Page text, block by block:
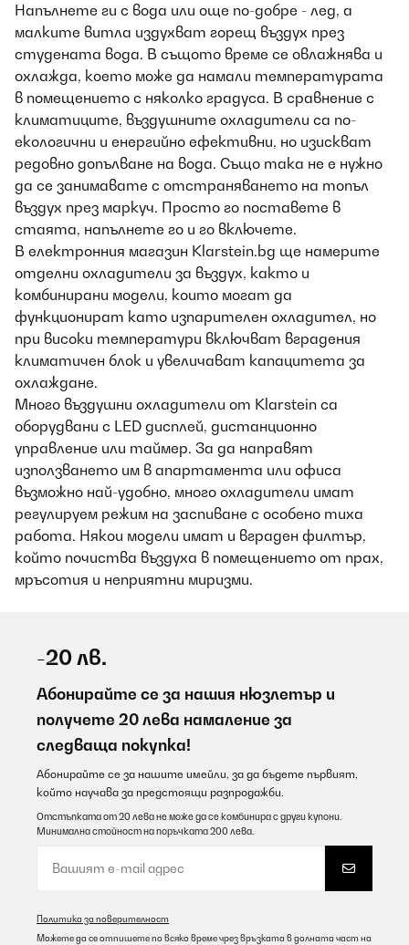
Напълнете ги с вода или още по-добре - лед, а
малките витла издухват горещ въздух през
студената вода. В същото време се овлажнява и
охлажда, което може да намали температурата
в помещението с няколко градуса. В сравнение с
климатиците, въздушните охладители са по-
екологични и енергийно ефективни, но изискват
редовно допълване на вода. Също така не е нужно
да се занимавате с отстраняването на топъл
въздух през маркуч. Просто го поставете в
стаята, напълнете го и го включете.
В електронния магазин Klarstein.bg ще намерите
отделни охладители за въздух, както и
комбинирани модели, които могат да
функционират като изпарителен охладител, но
при високи температури включват вградения
климатичен блок и увеличават капацитета за
охлаждане.
Много въздушни охладители от Klarstein са
оборудвани с LED дисплей, дистанционно
управление или таймер. За да направят
използването им в апартамента или офиса
възможно най-удобно, много охладители имат
регулируем режим на заспиване с особено тиха
работа. Някои модели имат и вграден филтър,
който почиства въздуха в помещението от прах,
мръсотия и неприятни миризми.
-20 лв.
Абонирайте се за нашия нюзлетър и
получете 20 лева намаление за
следваща покупка!
Абонирайте се за нашите имейли, за да бъдете първият,
който научава за предстоящи разпродажби.
Отстъпката от 20 лева не може да се комбинира с други купони.
Минимална стойност на поръчката 200 лева.
Политика за поверителност
Можете да се отпишете по всяко време чрез връзката в долната част на